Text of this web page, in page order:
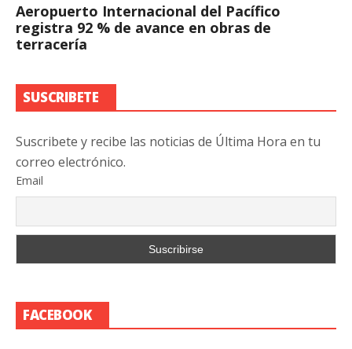
Aeropuerto Internacional del Pacífico
registra 92 % de avance en obras de
terracería
SUSCRIBETE
Suscribete y recibe las noticias de Última Hora en tu
correo electrónico.
Email
FACEBOOK